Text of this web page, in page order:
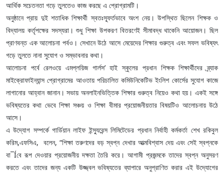
আর্থিক সচেতনতা গড়ে তুলতেও কাজ করছে এ প্রোগ্রামটি।
অনুষ্ঠানে প্রায় দুই শতাধিক শিক্ষার্থী স্বতঃস্ফূর্তভাবে অংশ নেয়। উপস্থিত ছিলেন শিক্ষক ও
বিদ্যালয় কর্তৃপক্ষের সদস্যরা। শুধু শিক্ষা উপকরণ বিতরণেই সীমাবদ্ধ থাকেনি আয়োজন। ছিল
প্রাণবন্ত এক আলোচনা পর্বও। সেখানে উঠে আসে মেয়েদের শিক্ষার গুরুত্ব এবং সফল ভবিষ্যৎ
গড়ে তুলতে নানা সুযোগ ও সম্ভাবনার কথা।
আলোচনা পর্বে রেলওয়ে এমপ্লয়িজ গার্লস’ হাই স্কুলের প্রধান শিক্ষক শিক্ষার্থীদের ব্র্যাক
মাইক্রোফাইন্যান্স প্রোগ্রামের আওতায় পরিচালিত কমিউনিকেটিভ ইংলিশ কোর্সের সুযোগ কাজে
লাগানোর আহ্বান জানান। সভায় অনলাইনভিত্তিক শিক্ষার গুরুত্ব নিয়েও কথা হয়। একই সঙ্গে
ভবিষ্যতের কথা ভেবে শিক্ষা সঞ্চয় ও শিক্ষা বীমার প্রয়োজনীয়তার বিষয়টিও আলোচনায় উঠে
আসে।
এ উদ্যোগ সম্পর্কে গার্ডিয়ান লাইফ ইন্স্যুরেন্স লিমিটেডের প্রধান নির্বাহী কর্মকর্তা শেখ রকিবুল
করিম,এফসিএ, বলেন, “শিক্ষা তরুণদের বড় স্বপ্ন দেখার আত্মবিশ্বাস দেয় এবং সেই স্বপ্নকে
বা¯Íবে রূপ দেওয়ার প্রয়োজনীয় দক্ষতা তৈরি করে। আগামী প্রজন্মকে তাদের স্বপ্ন অনুসরণ
করতে এবং তাদের জন্য একটি উজ্জ্বল ভবিষ্যতের ব্যাপারে অনুপ্রাণিত করার এই উদ্যোগের